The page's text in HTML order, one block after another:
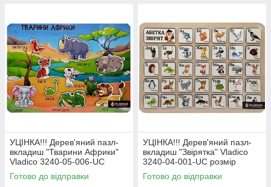
УЦІНКА!!! Дерев'яний пазл-
вкладиш "Тварини Африки"
Vladico 3240-05-006-UC
розмір 33х25 см Love&Life -
online-multimarket-
Готово до відправки
УЦІНКА!!! Дерев'яний пазл-
вкладиш "Звірятка" Vladico
3240-04-001-UC розмір
33х25 см Love&Life -online-
multimarket-
Готово до відправки